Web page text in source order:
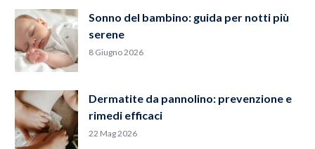
Sonno del bambino: guida per notti più
serene
8 Giugno 2026
Dermatite da pannolino: prevenzione e
rimedi efficaci
22 Mag 2026